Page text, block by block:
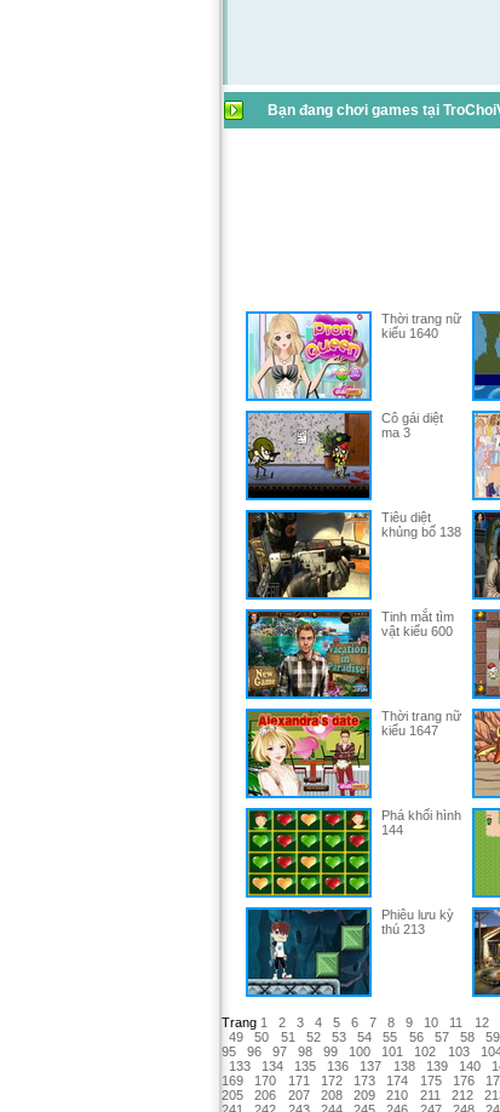
Bạn đang chơi games tại
Thời trang nữ
kiểu 1640
Cô gái diệt
ma 3
Tiêu diệt
khủng bố 138
Tinh mắt tìm
vật kiểu 600
Thời trang nữ
kiểu 1647
Phá khối hình
144
Phiêu lưu kỳ
thú 213
Trang 1 2 3 4 5 6 7 8 9 10 11 12
49
50 51 52 53 54 55 56 57 58 59
95
96 97 98 99 100 101 102 103
133
134 135 136 137 138 139 140
169
170 171 172 173 174 175 176
205
206 207 208 209 210 211 212